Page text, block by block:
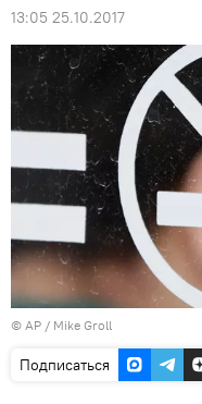
13:05 25.10.2017
© AP / Mike Groll
Подписаться